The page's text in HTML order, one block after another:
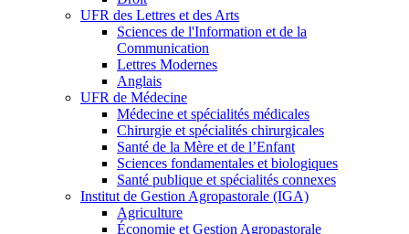
UFR des Lettres et des Arts
Sciences de l'Information et de la
Communication
Lettres Modernes
Anglais
UFR de Médecine
Médecine et spécialités médicales
Chirurgie et spécialités chirurgicales
Santé de la Mère et de l’Enfant
Sciences fondamentales et biologiques
Santé publique et spécialités connexes
Institut de Gestion Agropastorale (IGA)
Agriculture
Économie et Gestion Agropastorale